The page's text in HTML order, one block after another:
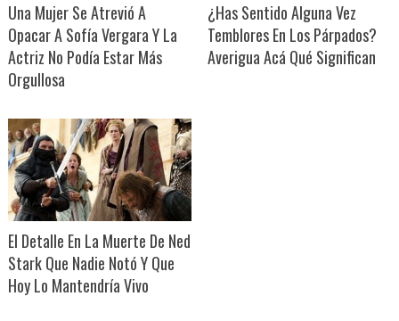
Una Mujer Se Atrevió A
Opacar A Sofía Vergara Y La
Actriz No Podía Estar Más
Orgullosa
¿Has Sentido Alguna Vez
Temblores En Los Párpados?
Averigua Acá Qué Significan
El Detalle En La Muerte De Ned
Stark Que Nadie Notó Y Que
Hoy Lo Mantendría Vivo